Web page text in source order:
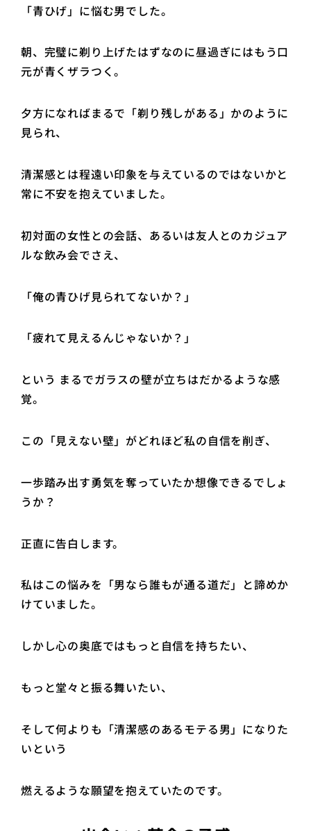
「青ひげ」に悩む男でした。
朝、完璧に剃り上げたはずなのに昼過ぎにはもう口
元が青くザラつく。
夕方になればまるで「剃り残しがある」かのように
見られ、
清潔感とは程遠い印象を与えているのではないかと
常に不安を抱えていました。
初対面の女性との会話、あるいは友人とのカジュア
ルな飲み会でさえ、
「俺の青ひげ見られてないか？」
「疲れて見えるんじゃないか？」
という まるでガラスの壁が立ちはだかるような感
覚。
この「見えない壁」がどれほど私の自信を削ぎ、
一歩踏み出す勇気を奪っていたか想像できるでしょ
うか？
正直に告白します。
私はこの悩みを「男なら誰もが通る道だ」と諦めか
けていました。
しかし心の奥底ではもっと自信を持ちたい、
もっと堂々と振る舞いたい、
そして何よりも「清潔感のあるモテる男」になりた
いという
燃えるような願望を抱えていたのです。